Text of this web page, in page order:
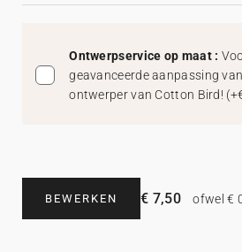
Ontwerpservice op maat :
geavanceerde aanpassing
ontwerper van Cotton Bird! (
BEWERKEN € 7,50 ofwel €